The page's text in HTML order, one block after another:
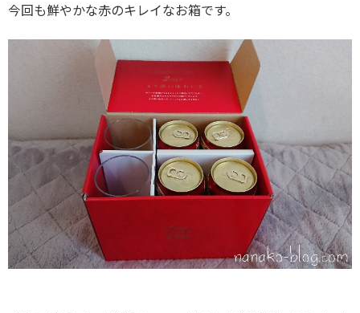
今回も鮮やかな赤のキレイなお箱です。